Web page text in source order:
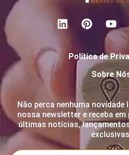
Política de
Sobre
Não perca nenhuma novidade
nossa newsletter e receba
últimas notícias,